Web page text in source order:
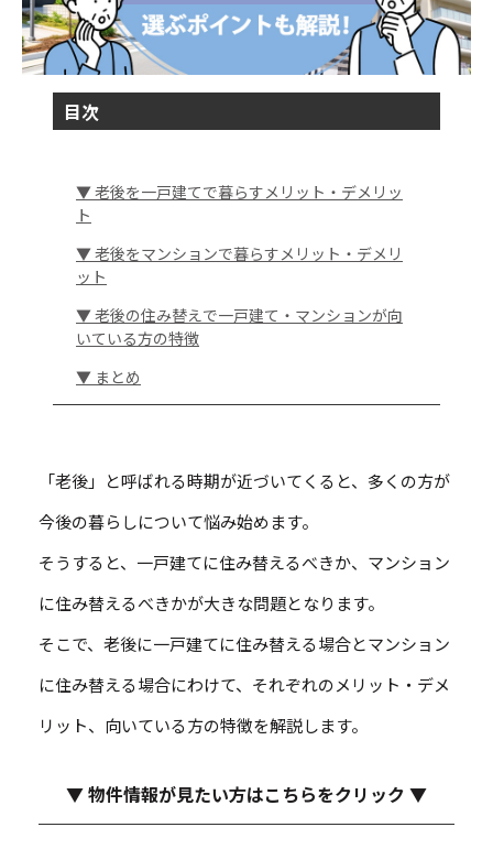
目次
▼ 老後を一戸建てで暮らすメリット・デメリッ
ト
▼ 老後をマンションで暮らすメリット・デメリ
ット
▼ 老後の住み替えで一戸建て・マンションが向
いている方の特徴
▼ まとめ
「老後」と呼ばれる時期が近づいてくると、多くの方が
今後の暮らしについて悩み始めます。
そうすると、一戸建てに住み替えるべきか、マンション
に住み替えるべきかが大きな問題となります。
そこで、老後に一戸建てに住み替える場合とマンション
に住み替える場合にわけて、それぞれのメリット・デメ
リット、向いている方の特徴を解説します。
▼ 物件情報が見たい方はこちらをクリック ▼